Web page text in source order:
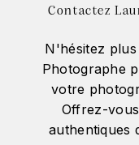
Contactez
N'hésitez
Photographe
votre
Offrez-
authentiques